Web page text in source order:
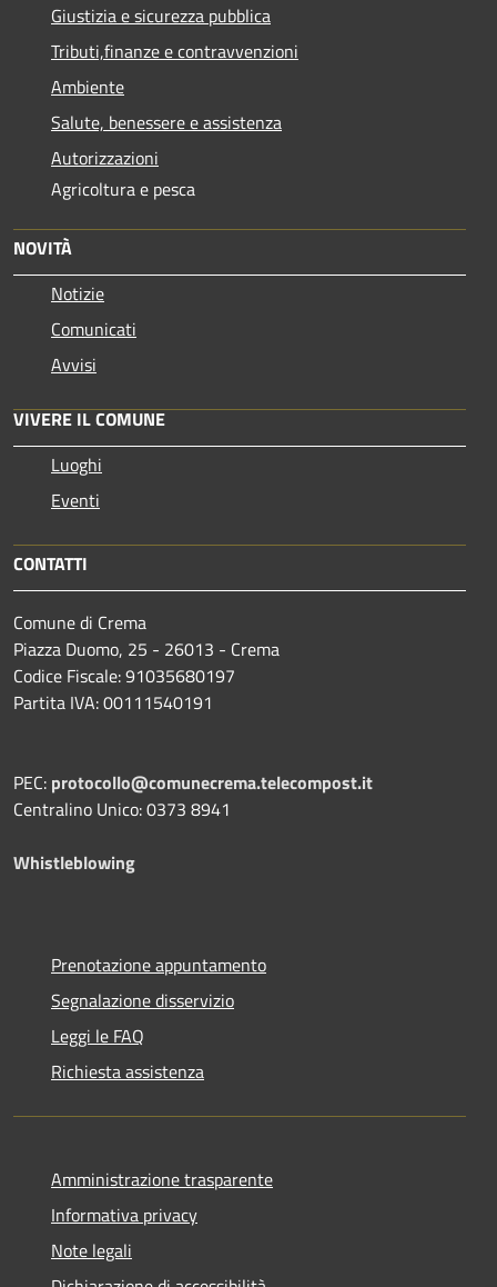
Giustizia e sicurezza pubblica
Tributi,finanze e contravvenzioni
Ambiente
Salute, benessere e assistenza
Autorizzazioni
Agricoltura e pesca
NOVITÀ
Notizie
Comunicati
Avvisi
VIVERE IL COMUNE
Luoghi
Eventi
CONTATTI
Comune di Crema
Piazza Duomo, 25 - 26013 - Crema
Codice Fiscale: 91035680197
Partita IVA: 00111540191
PEC: protocollo@comunecrema.telecompost.it
Centralino Unico: 0373 8941
Whistleblowing
Prenotazione appuntamento
Segnalazione disservizio
Leggi le FAQ
Richiesta assistenza
Amministrazione trasparente
Informativa privacy
Note legali